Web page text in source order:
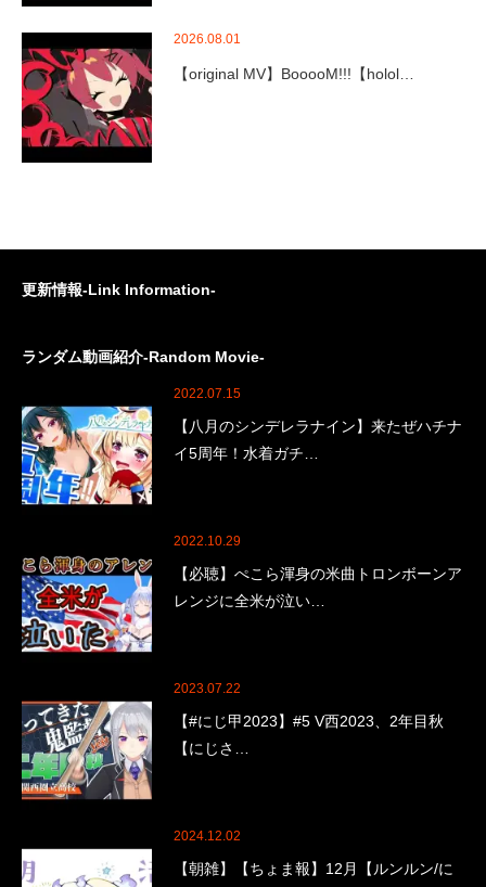
2026.08.01
【original MV】BooooM!!!【holol…
更新情報-Link Information-
ランダム動画紹介-Random Movie-
2022.07.15
【八月のシンデレラナイン】来たぜハチナ
イ5周年！水着ガチ…
2022.10.29
【必聴】ぺこら渾身の米曲トロンボーンア
レンジに全米が泣い…
2023.07.22
【#にじ甲2023】#5 V西2023、2年目秋
【にじさ…
2024.12.02
【朝雑】【ちょま報】12月【ルンルン/に